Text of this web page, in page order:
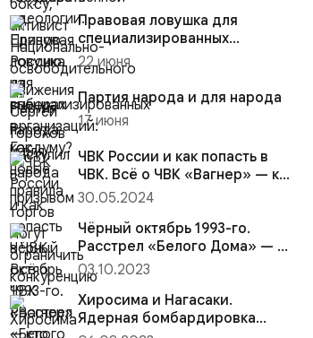
Правовая ловушка для
специализированных
организаций: как новые
правила торго...
22 июня
Партия народа и для народа
17 июня
ЧВК России и как попасть в
ЧВК. Всё о ЧВК «Вагнер» — кто
это и о ЧВК на Укра...
30.05.2024
Чёрный октябрь 1993-го.
Расстрел «Белого Дома» — в
шаге от гражданской войны...
03.10.2023
Хиросима и Нагасаки.
Ядерная бомбардировка